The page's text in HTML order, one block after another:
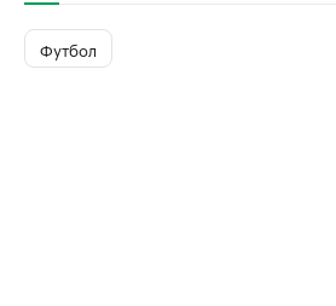
Футбол